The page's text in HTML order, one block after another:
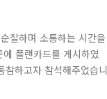
찰하며 소통하는 시간을
플랜카드를 게시하였
하고자 참석해주었습니
팅을 외치며~ 출발하였